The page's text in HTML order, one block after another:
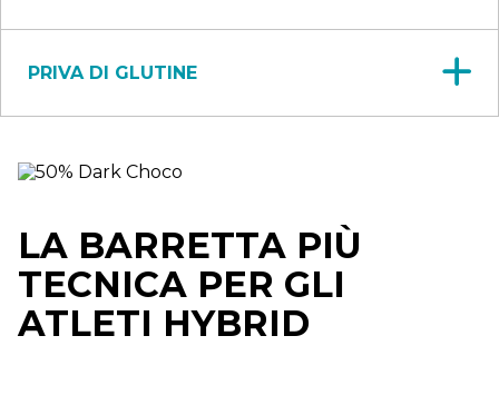
PRIVA DI GLUTINE
LA BARRETTA PIÙ
TECNICA PER GLI
ATLETI HYBRID